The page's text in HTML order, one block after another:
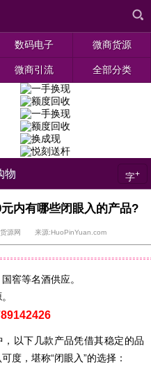
数码电子 微商货源
微商引流 全部分类
物 字+
内有哪些闭眼入的产品?
源网 来源:HuoPinYuan.com
窖等名酒供应。
以下几款产品凭借其稳定的品
度，堪称“闭眼入”的选择：